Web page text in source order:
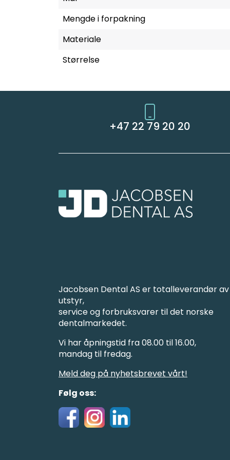
Mengde i forpakning
Materiale
Størrelse
+47 22 79 20 20
Jacobsen Dental AS er totalleverandør av
utstyr,
service og forbruksvarer til det norske
dentalmarkedet.
Vi har åpningstid fra 08.00 til 16.00,
mandag til fredag.
Meld deg på nyhetsbrevet vårt!
Følg oss: